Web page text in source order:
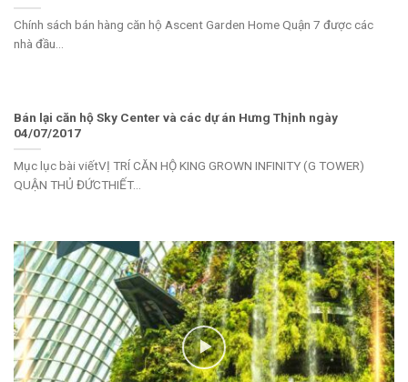
Chính sách bán hàng căn hộ Ascent Garden Home Quận 7 được các
nhà đầu...
Bán lại căn hộ Sky Center và các dự án Hưng Thịnh ngày
04/07/2017
Mục lục bài viếtVỊ TRÍ CĂN HỘ KING GROWN INFINITY (G TOWER)
QUẬN THỦ ĐỨCTHIẾT...